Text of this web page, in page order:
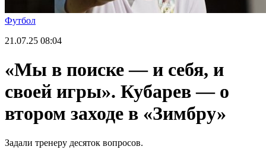
Футбол
21.07.25 08:04
«Мы в поиске — и себя, и
своей игры». Кубарев — о
втором заходе в «Зимбру»
Задали тренеру десяток вопросов.